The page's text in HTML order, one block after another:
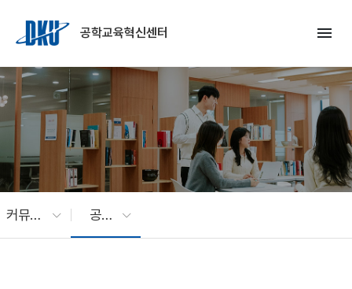
공학교육혁신센터
menu
커뮤니티 공지사항